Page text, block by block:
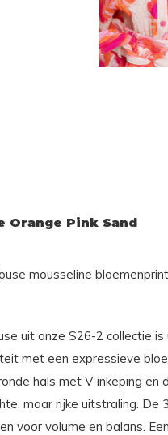
Orange Pink Sand
mousseline bloemenprint
uit onze S26-2 collectie
met een expressieve
hals met V-inkeping en
maar rijke uitstraling. De
voor volume en balans.